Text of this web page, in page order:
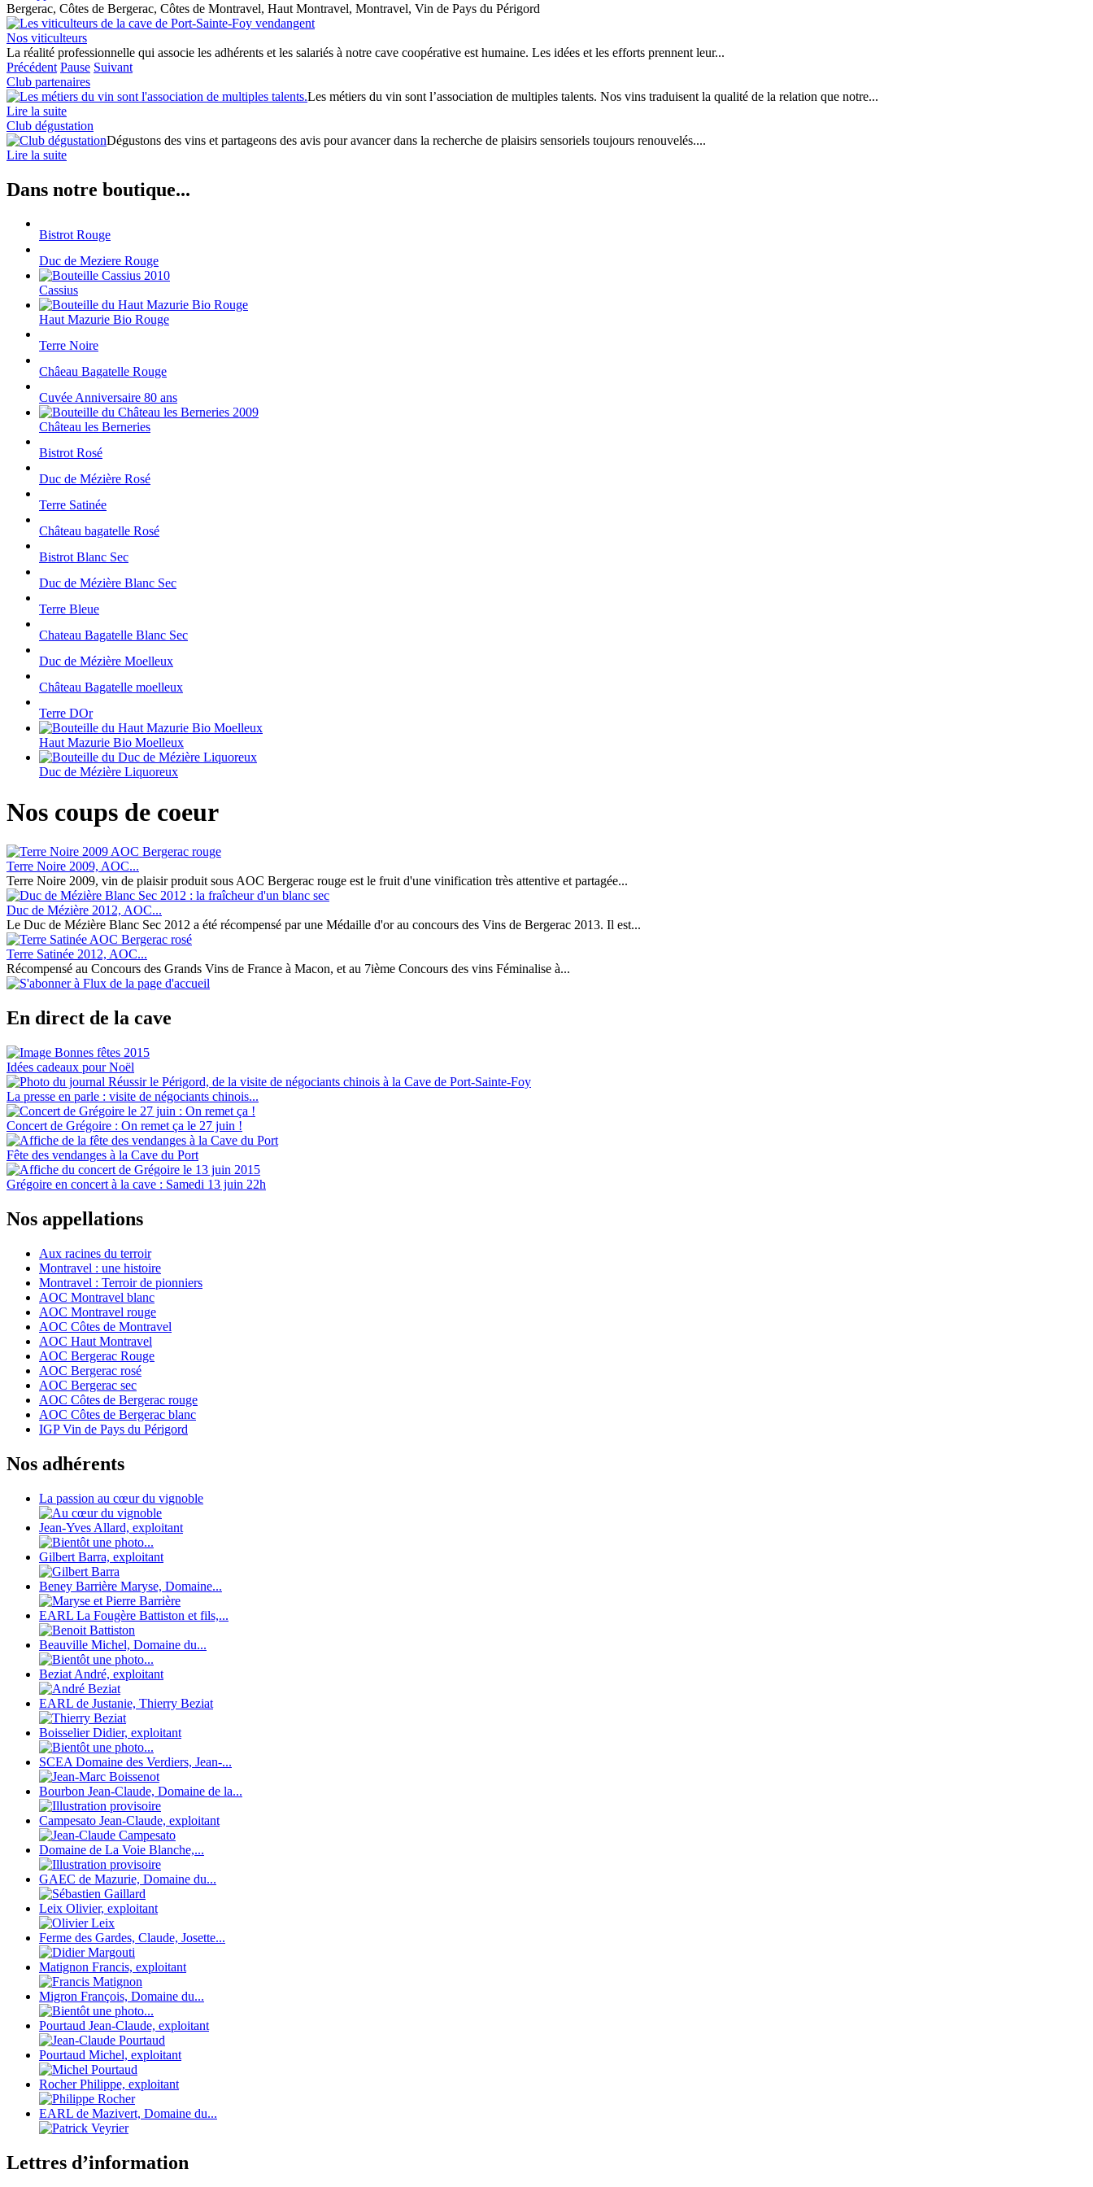
Bergerac, Côtes de Bergerac, Côtes de Montravel, Haut Montravel, Montravel, Vin de Pays du Périgord
Nos viticulteurs
La réalité professionnelle qui associe les adhérents et les salariés à notre cave coopérative est humaine. Les idées et les efforts prennent leur...
Précédent Pause Suivant
Club partenaires
Les métiers du vin sont l’association de multiples talents. Nos vins traduisent la qualité de la relation que notre...
Lire la suite
Club dégustation
Dégustons des vins et partageons des avis pour avancer dans la recherche de plaisirs sensoriels toujours renouvelés....
Lire la suite
Dans notre boutique...
Bistrot Rouge
Duc de Meziere Rouge
Cassius
Haut Mazurie Bio Rouge
Terre Noire
Châeau Bagatelle Rouge
Cuvée Anniversaire 80 ans
Château les Berneries
Bistrot Rosé
Duc de Mézière Rosé
Terre Satinée
Château bagatelle Rosé
Bistrot Blanc Sec
Duc de Mézière Blanc Sec
Terre Bleue
Chateau Bagatelle Blanc Sec
Duc de Mézière Moelleux
Château Bagatelle moelleux
Terre DOr
Haut Mazurie Bio Moelleux
Duc de Mézière Liquoreux
Nos coups de coeur
Terre Noire 2009, AOC...
Terre Noire 2009, vin de plaisir produit sous AOC Bergerac rouge est le fruit d'une vinification très attentive et partagée...
Duc de Mézière 2012, AOC...
Le Duc de Mézière Blanc Sec 2012 a été récompensé par une Médaille d'or au concours des Vins de Bergerac 2013. Il est...
Terre Satinée 2012, AOC...
Récompensé au Concours des Grands Vins de France à Macon, et au 7ième Concours des vins Féminalise à...
En direct de la cave
Idées cadeaux pour Noël
La presse en parle : visite de négociants chinois...
Concert de Grégoire : On remet ça le 27 juin !
Fête des vendanges à la Cave du Port
Grégoire en concert à la cave : Samedi 13 juin 22h
Nos appellations
Aux racines du terroir
Montravel : une histoire
Montravel : Terroir de pionniers
AOC Montravel blanc
AOC Montravel rouge
AOC Côtes de Montravel
AOC Haut Montravel
AOC Bergerac Rouge
AOC Bergerac rosé
AOC Bergerac sec
AOC Côtes de Bergerac rouge
AOC Côtes de Bergerac blanc
IGP Vin de Pays du Périgord
Nos adhérents
La passion au cœur du vignoble
Jean-Yves Allard, exploitant
Gilbert Barra, exploitant
Beney Barrière Maryse, Domaine...
EARL La Fougère Battiston et fils,...
Beauville Michel, Domaine du...
Beziat André, exploitant
EARL de Justanie, Thierry Beziat
Boisselier Didier, exploitant
SCEA Domaine des Verdiers, Jean-...
Bourbon Jean-Claude, Domaine de la...
Campesato Jean-Claude, exploitant
Domaine de La Voie Blanche,...
GAEC de Mazurie, Domaine du...
Leix Olivier, exploitant
Ferme des Gardes, Claude, Josette...
Matignon Francis, exploitant
Migron François, Domaine du...
Pourtaud Jean-Claude, exploitant
Pourtaud Michel, exploitant
Rocher Philippe, exploitant
EARL de Mazivert, Domaine du...
Lettres d’information